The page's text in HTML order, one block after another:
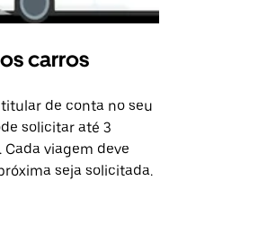
carros
de conta no seu
solicitar até 3
viagem deve
seja solicitada.